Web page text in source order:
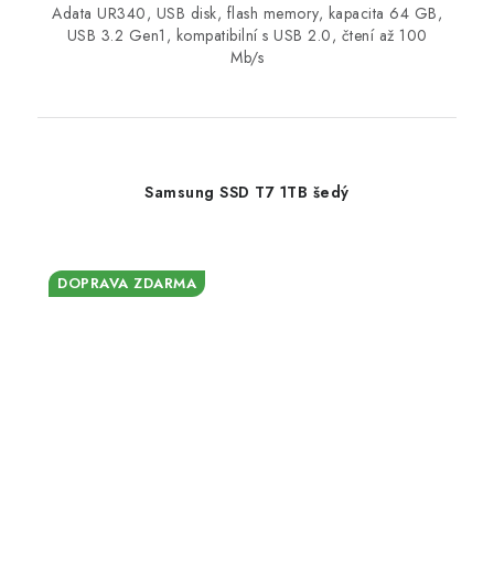
Adata UR340, USB disk, flash memory, kapacita 64 GB,
USB 3.2 Gen1, kompatibilní s USB 2.0, čtení až 100
Mb/s
Samsung SSD T7 1TB šedý
DOPRAVA ZDARMA